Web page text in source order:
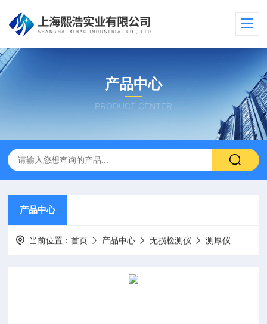
产品中心
PRODUCT CENTER
产品中心
当前位置：首页 产品中心 无损检测仪 测厚仪